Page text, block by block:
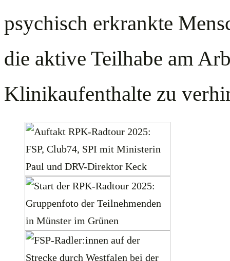
psychisch erkrankte
die aktive Teilhabe am
Klinikaufenthalte zu